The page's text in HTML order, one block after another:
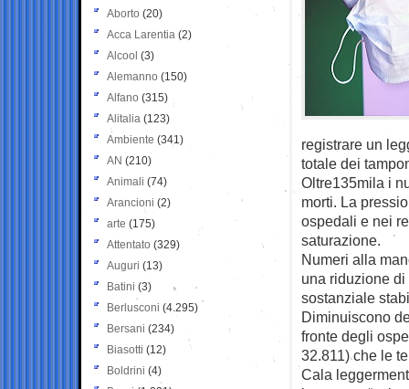
registrare un
totale dei
Oltre135mila i
morti. La
ospedali e nei
saturazione.
Numeri alla
una riduzione
sostanziale
Diminuiscono
fronte degli
32.811) che le
Cala
Aborto (20)
Acca Larentia (2)
Alcool (3)
Alemanno (150)
Alfano (315)
Alitalia (123)
Ambiente (341)
AN (210)
Animali (74)
Arancioni (2)
arte (175)
Attentato (329)
Auguri (13)
Batini (3)
Berlusconi (4.295)
Bersani (234)
Biasotti (12)
Boldrini (4)